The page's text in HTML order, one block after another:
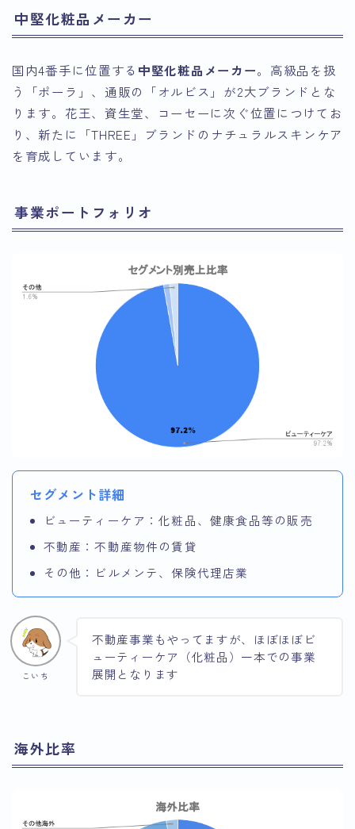
中堅化粧品メーカー
国内4番手に位置する 中堅化粧品メーカー。高級品を扱
う「ポーラ」、通販の「オルビス」が2大ブランドとな
ります。花王、資生堂、コーセーに次ぐ位置につけてお
り、新たに「THREE」ブランドのナチュラルスキンケア
を育成しています。
事業ポートフォリオ
セグメント詳細
ビューティーケア：化粧品、健康食品等の販売
不動産：不動産物件の賃貸
その他：ビルメンテ、保険代理店業
こいち
不動産事業もやってますが、ほぼほぼビ
ューティーケア（化粧品）一本での事業
展開となります
海外比率